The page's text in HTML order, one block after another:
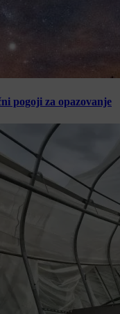
pogoji za opazovanje